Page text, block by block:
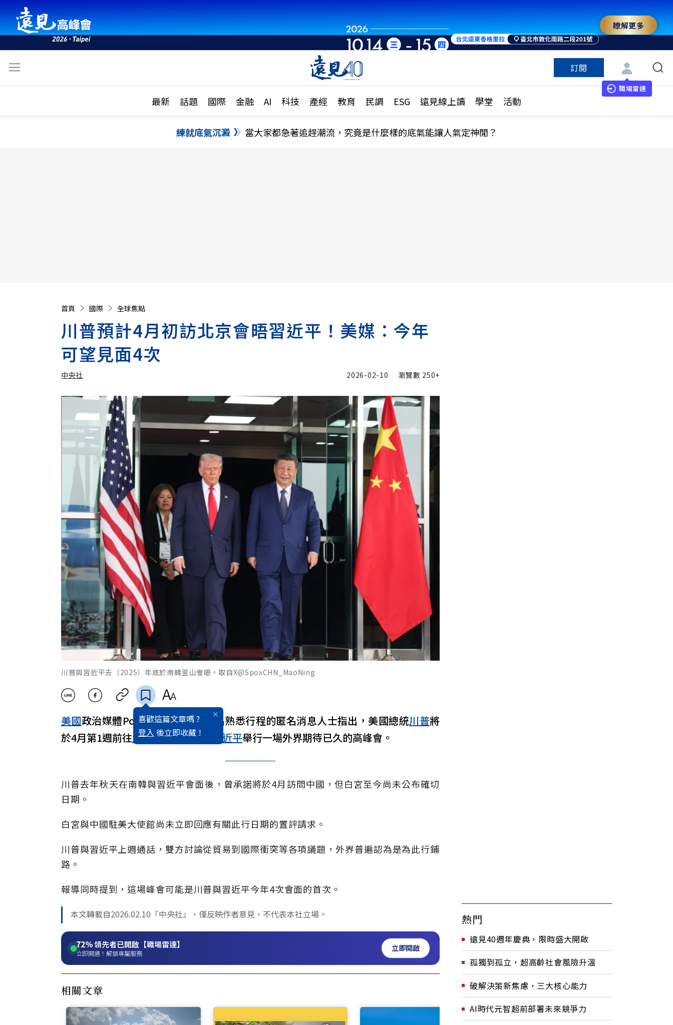
瞭解更多
訂閱
職場雷達
最新 話題 國際 金融 AI 科技 產經 教育 民調 ESG 遠見線上讀 學堂 活動
活動
話題
國際
特輯
大學升學、職涯攻略
縣市施政調查全解析
民調
更多訂閱方案
特色頻道
練就底氣沉澱 當大家都急著追趕潮流，究竟是什麼樣的底氣能讓人氣定神閒？
首頁 國際 全球焦點
川普預計4月初訪北京會晤習近平！美媒：今年
可望見面4次
中央社
中央社
2026-02-10 瀏覽數 250+
川普與習近平去（2025）年底於南韓釜山會晤。取自X@SpoxCHN_MaoNing
喜歡這篇文章嗎 ?
登入 後立即收藏 !
美國政治媒體Politico報導，根據3名熟悉行程的匿名消息人士指出，美國總統川普將
於4月第1週前往北京與中國領導人 習近平舉行一場外界期待已久的高峰會。
川普去年秋天在南韓與習近平會面後，曾承諾將於4月訪問中國，但白宮至今尚未公布確切
日期。
白宮與中國駐美大使館尚未立即回應有關此行日期的置評請求。
川普與習近平上週通話，雙方討論從貿易到國際衝突等各項議題，外界普遍認為是為此行鋪
路。
報導同時提到，這場峰會可能是川普與習近平今年4次會面的首次。
本文轉載自2026.02.10「中央社」，僅反映作者意見，不代表本社立場。
72%領先者已開啟【職場雷達】
立即開通！解鎖專屬服務
立即開啟
相關文章
熱門
遠見40週年慶典，限時盛大開啟
孤獨到孤立，超高齡社會風險升溫
破解決策新焦慮，三大核心能力
AI時代元智超前部署未來競爭力